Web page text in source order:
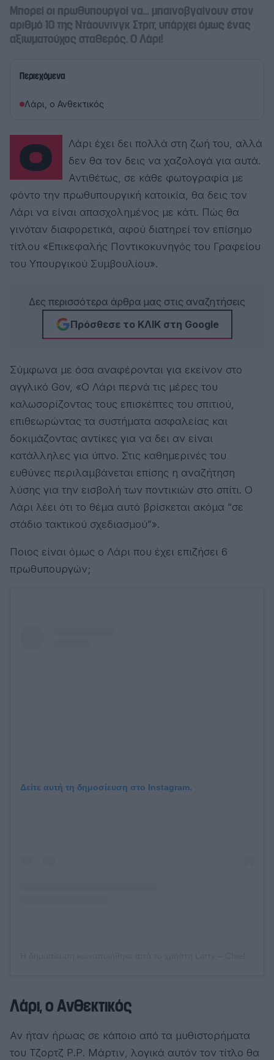
Μπορεί οι πρωθυπουργοί να… μπαινοβγαίνουν στον
αριθμό 10 της Ντάουνινγκ Στριτ, υπάρχει όμως ένας
αξιωματούχος σταθερός. Ο Λάρι!
Περιεχόμενα
Λάρι, ο Ανθεκτικός
Ο Λάρι έχει δει πολλά στη ζωή του, αλλά
δεν θα τον δεις να χαζολογά για αυτά.
Αντιθέτως, σε κάθε φωτογραφία με
φόντο την πρωθυπουργική κατοικία, θα δεις τον
Λάρι να είναι απασχολημένος με κάτι. Πώς θα
γινόταν διαφορετικά, αφού διατηρεί τον επίσημο
τίτλου «Επικεφαλής Ποντικοκυνηγός του Γραφείου
του Υπουργικού Συμβουλίου».
Δες περισσότερα άρθρα μας στις αναζητήσεις
Πρόσθεσε το ΚΛΙΚ στη Google
Σύμφωνα με όσα αναφέρονται για εκείνον στο
αγγλικό Gov, «Ο Λάρι περνά τις μέρες του
καλωσορίζοντας τους επισκέπτες του σπιτιού,
επιθεωρώντας τα συστήματα ασφαλείας και
δοκιμάζοντας αντίκες για να δει αν είναι
κατάλληλες για ύπνο. Στις καθημερινές του
ευθύνες περιλαμβάνεται επίσης η αναζήτηση
λύσης για την εισβολή των ποντικιών στο σπίτι. Ο
Λάρι λέει ότι το θέμα αυτό βρίσκεται ακόμα “σε
στάδιο τακτικού σχεδιασμού”».
Ποιος είναι όμως ο Λάρι που έχει επιζήσει 6
πρωθυπουργών;
Δείτε αυτή τη δημοσίευση στο Instagram.
Λάρι, ο Ανθεκτικός
Αν ήταν ήρωας σε κάποιο από τα μυθιστορήματα
του Τζορτζ Ρ.Ρ. Μάρτιν, λογικά αυτόν τον τίτλο θα